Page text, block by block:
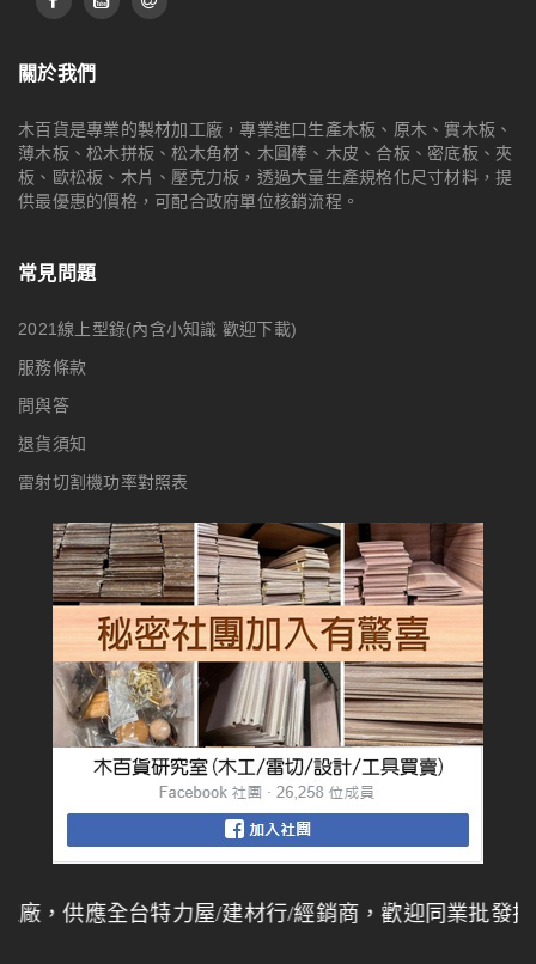
關於我們
木百貨是專業的製材加工廠，專業進口生產木板、原木、實木板、
薄木板、松木拼板、松木角材、木圓棒、木皮、合板、密底板、夾
板、歐松板、木片、壓克力板，透過大量生產規格化尺寸材料，提
供最優惠的價格，可配合政府單位核銷流程。
常見問題
2021線上型錄(內含小知識 歡迎下載)
服務條款
問與答
退貨須知
雷射切割機功率對照表
台特力屋/建材行/經銷商，歡迎同業批發採購，量大另